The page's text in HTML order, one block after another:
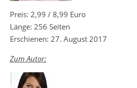
Preis: 2,99 / 8,99 Euro
Länge: 256 Seiten
Erschienen: 27. August 2017
Zum Autor: